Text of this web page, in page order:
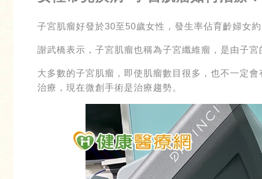
子宮肌瘤好發於30至50歲女性，發生率佔育齡婦女
謝武橋表示，子宮肌瘤也稱為子宮纖維瘤，是由子
大多數的子宮肌瘤，即使肌瘤數目很多，也不一定
治療，現在微創手術是治療趨勢。